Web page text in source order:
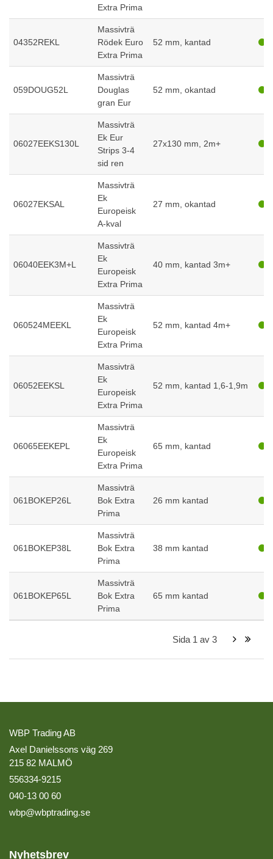
Extra Prima
04352REKL
Massivträ
Rödek Euro
Extra Prima
52 mm, kantad
059DOUG52L
Massivträ
Douglas
gran Eur
52 mm, okantad
06027EEKS130L
Massivträ
Ek Eur
Strips 3-4
sid ren
27x130 mm, 2m+
06027EKSAL
Massivträ
Ek
Europeisk
A-kval
27 mm, okantad
06040EEK3M+L
Massivträ
Ek
Europeisk
Extra Prima
40 mm, kantad 3m+
060524MEEKL
Massivträ
Ek
Europeisk
Extra Prima
52 mm, kantad 4m+
06052EEKSL
Massivträ
Ek
Europeisk
Extra Prima
52 mm, kantad 1,6-1,9m
06065EEKEPL
Massivträ
Ek
Europeisk
Extra Prima
65 mm, kantad
061BOKEP26L
Massivträ
Bok Extra
Prima
26 mm kantad
061BOKEP38L
Massivträ
Bok Extra
Prima
38 mm kantad
061BOKEP65L
Massivträ
Bok Extra
Prima
65 mm kantad
Sida 1 av 3
WBP Trading AB
Axel Danielssons väg 269
215 82 MALMÖ
556334-9215
040-13 00 60
wbp@wbptrading.se
Nyhetsbrev